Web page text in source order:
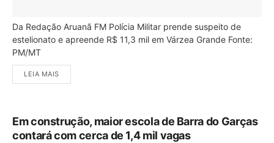
Da Redação Aruanã FM Polícia Militar prende suspeito de
estelionato e apreende R$ 11,3 mil em Várzea Grande Fonte:
PM/MT
LEIA MAIS
Em construção, maior escola de Barra do Garças
contará com cerca de 1,4 mil vagas